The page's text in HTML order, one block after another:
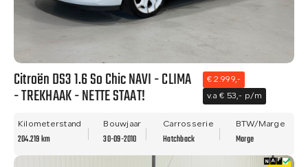
Citroën DS3 1.6 So Chic NAVI - CLIMA
- TREKHAAK - NETTE STAAT!
€ 2.999,-
v.a € 53,- p/m
Kilometerstand
204.219 km
Bouwjaar
30-09-2010
Carrosserie
Hatchback
BTW/Marge
Marge